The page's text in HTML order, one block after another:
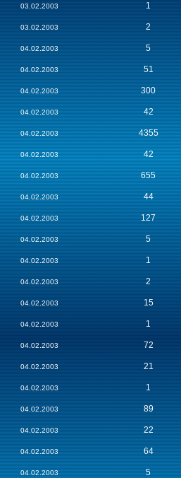
03.02.2003 1
03.02.2003 2
04.02.2003 5
04.02.2003 51
04.02.2003 300
04.02.2003 42
04.02.2003 4355
04.02.2003 42
04.02.2003 655
04.02.2003 44
04.02.2003 127
04.02.2003 5
04.02.2003 1
04.02.2003 2
04.02.2003 15
04.02.2003 1
04.02.2003 72
04.02.2003 21
04.02.2003 1
04.02.2003 89
04.02.2003 22
04.02.2003 64
04.02.2003 5